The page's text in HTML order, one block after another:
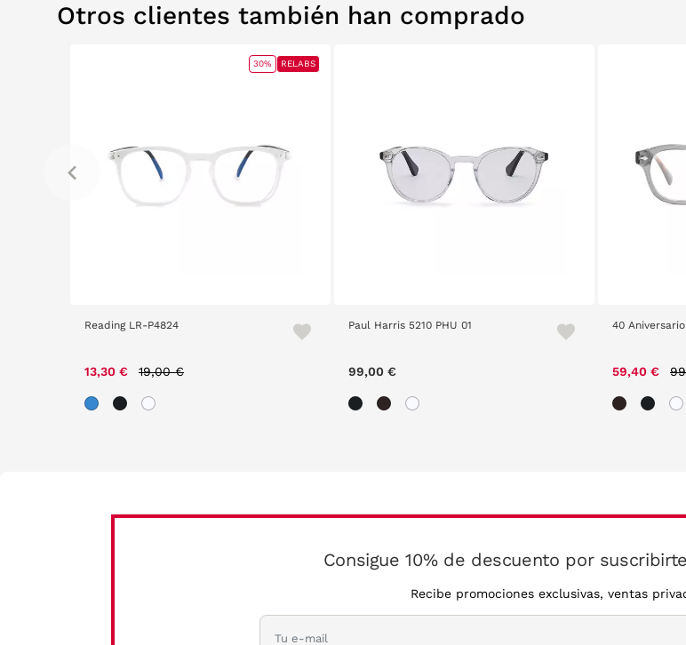
Otros clientes también han comprado
Reading LR-P4824
13,30 € 19,00 €
30% RELABS
Paul Harris 5210 PHU 01
99,00 €
40
59,40 €
Consigue 10% de descuento por
Recibe promociones exclusivas, ventas